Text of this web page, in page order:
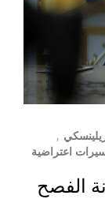
,
اعتراضية
الفصح